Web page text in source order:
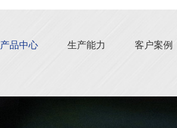
产品中心 生产能力 客户案例